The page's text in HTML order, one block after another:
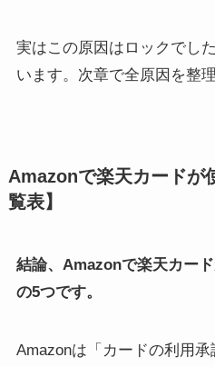
実はこの原因はロックでし
います。次章で全原因を整理
Amazonで楽天カードが
覧表】
結論、Amazonで楽天カー
の5つです。
Amazonは「カードの利用